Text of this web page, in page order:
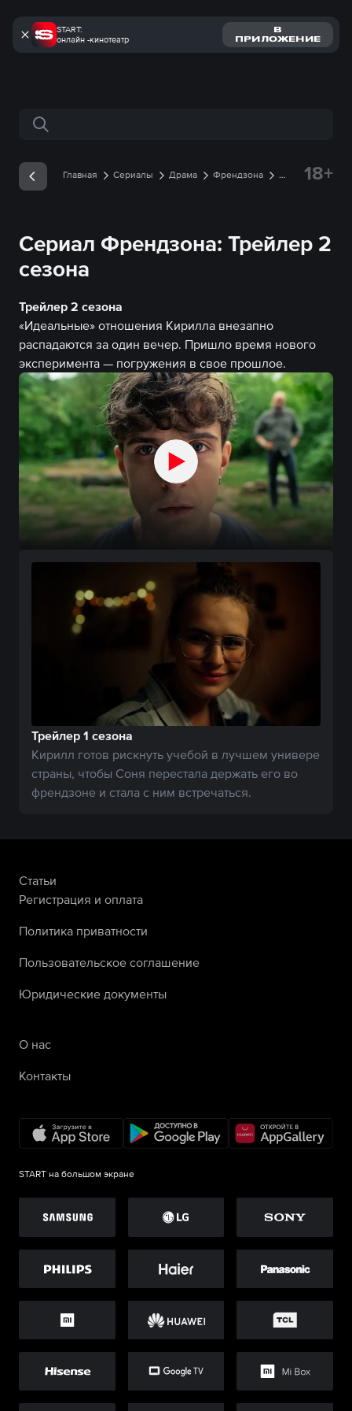
START:
онлайн -кинотеатр
В
ПРИЛОЖЕНИЕ
Поиск по сайту
Главная Сериалы Драма
Френдзона
18+
Сериал Френдзона: Трейлер 2
сезона
Трейлер 2 сезона
«Идеальные» отношения Кирилла внезапно
распадаются за один вечер. Пришло время нового
эксперимента — погружения в свое прошлое.
Трейлер 1 сезона
Кирилл готов рискнуть учебой в лучшем универе
страны, чтобы Соня перестала держать его во
френдзоне и стала с ним встречаться.
Статьи
Регистрация и оплата
Политика приватности
Пользовательское соглашение
Юридические документы
О нас
Контакты
START на большом экране